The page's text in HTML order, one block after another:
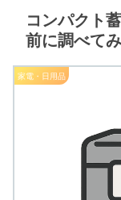
コンパクト
前に調べてみ
家電・日用品